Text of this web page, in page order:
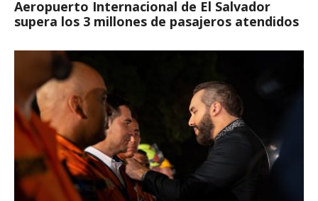
Aeropuerto Internacional de El Salvador
supera los 3 millones de pasajeros atendidos